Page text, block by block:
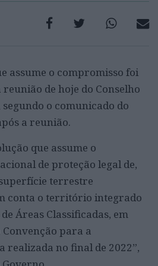
assume o compromisso foi
de hoje do Conselho
o comunicado do
a reunião.
que assume o
de proteção legal de,
terrestre
conta o território integrado
Áreas Classificadas, em
para a
realizada no final de 2022”,